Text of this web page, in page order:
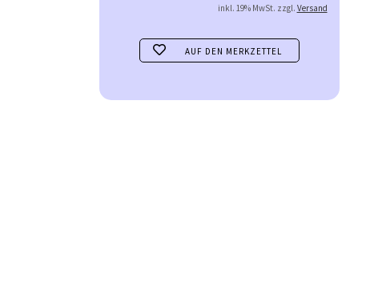
inkl. 19% MwSt. zzgl. Versand
AUF DEN MERKZETTEL